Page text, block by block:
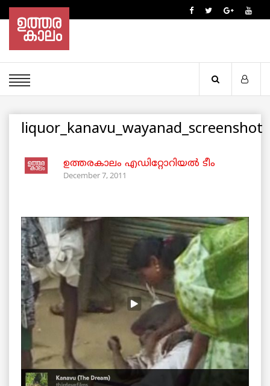
liquor_kanavu_wayanad_screenshot
ഉത്തരകാലം എഡിറ്റോറിയല്‍ ടീം
December 7, 2011